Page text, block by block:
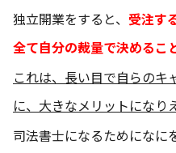
独立開業をすると、 受注す
全て自分の裁量で決めるこ
これは、長い目で自らのキ
に、大きなメリットになり
司法書士になるためになに